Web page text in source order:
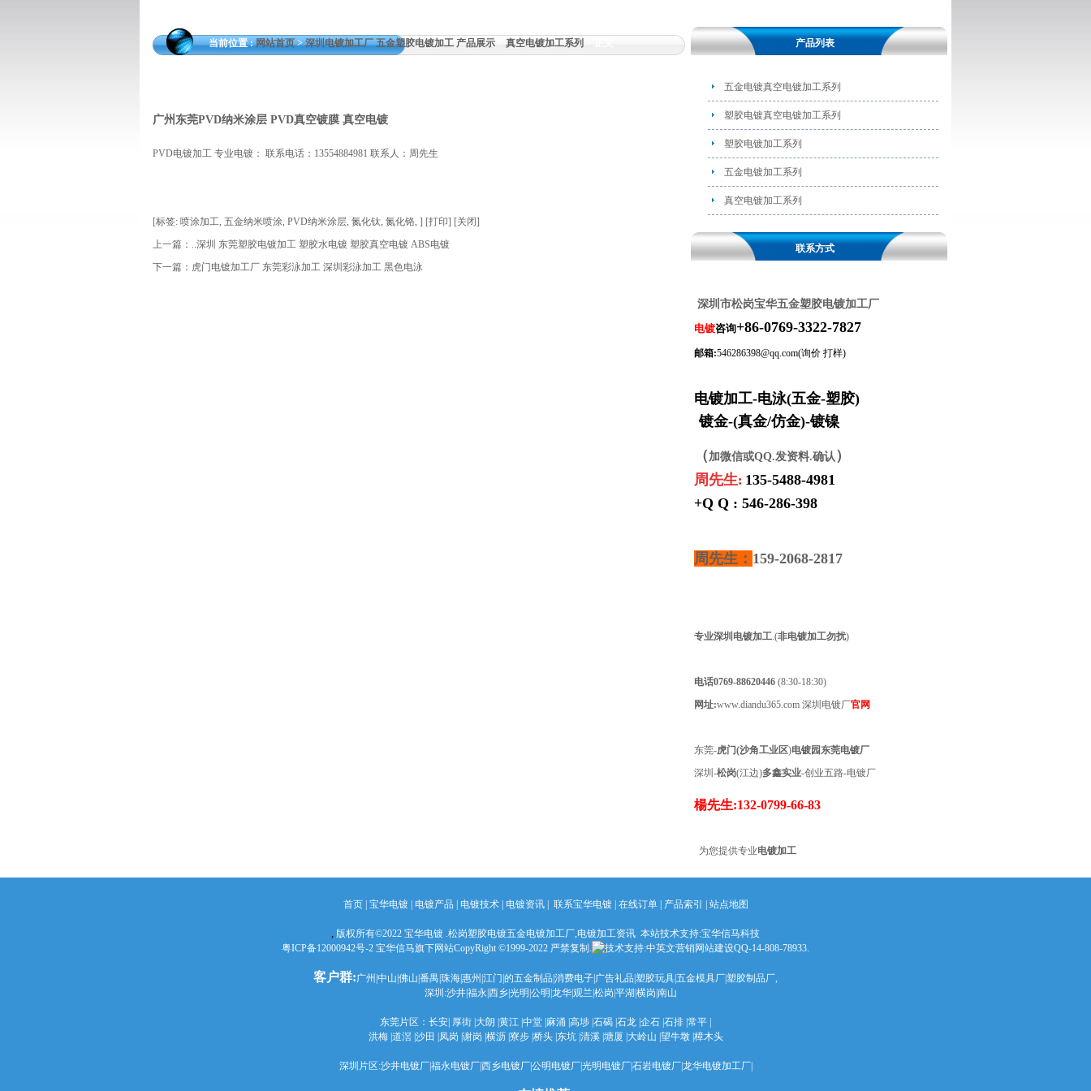
当前位置 :网站首页>深圳电镀加工厂 五金塑胶电镀加工 产品展示 真空电镀加工系列
广州东莞PVD纳米涂层 PVD真空镀膜 真空电镀
PVD电镀加工 专业电镀： 联系电话：13554884981 联系人：周先生
[标签: 喷涂加工, 五金纳米喷涂, PVD纳米涂层, 氮化钛, 氮化铬, ] [打印] [关闭]
上一篇： ..深圳 东莞塑胶电镀加工 塑胶水电镀 塑胶真空电镀 ABS电镀
下一篇： 虎门电镀加工厂 东莞彩泳加工 深圳彩泳加工 黑色电泳
产品列表
五金电镀真空电镀加工系列
塑胶电镀真空电镀加工系列
塑胶电镀加工系列
五金电镀加工系列
真空电镀加工系列
联系方式
深圳市松岗宝华五金塑胶电镀加工厂
电镀咨询+86-0769-3322-7827
邮箱:546286398@qq.com(询价 打样)
电镀加工-电泳(五金-塑胶)
镀金-(真金/仿金)-镀镍
（ 加微信或QQ.发资料.确认 ）
周先生: 135-5488-4981
+Q Q : 546-286-398
周先生： 159-2068-2817
专业深圳 电镀加工.(非电镀加工勿扰)
电话0769-88620446 (8:30-18:30)
网址:www.diandu365.com 深圳电镀厂官网
东莞-虎门(沙角工业区)电镀园东莞电镀厂
深圳-松岗(江边)多鑫实业-创业五路-电镀厂
楊先生:132-0799-66-83
为您提供专业电镀加工
首页| 宝华电镀| 电镀产品 电镀技术| 电镀资讯| 联系宝华电镀| 在线订单| 产品索引 | 站点地图
, 版权所有©2022 宝华电镀 .松岗塑胶电镀五金电镀加工厂,电镀加工资讯 本站技术支持:宝华信马科技
粤ICP备12000942号-2 宝华信马旗下网站CopyRight ©1999-2022 严禁复制.
中英文营销网站建设QQ-14-808-78933.
客户群:广州|中山|佛山|番禺|珠海|惠州|江门|的五金制品|消费电子|广告礼品|塑胶玩具|五金模具厂|塑胶制品厂,
深圳:沙井|福永|西乡|光明|公明|龙华|观兰|松岗|平湖|横岗|南山
东莞片区：长安| 厚街 |大朗 |黄江 |中堂 |麻涌 |高埗 |石碣 |石龙 |企石 |石排 |常平 |
洪梅 |道滘 |沙田 |凤岗 |谢岗 |横沥 |寮步 |桥头 |东坑 |清溪 |塘厦 |大岭山 |望牛墩 |樟木头
深圳片区:沙井电镀厂|福永电镀厂|西乡电镀厂|公明电镀厂|光明电镀厂|石岩电镀厂|龙华电镀加工厂|